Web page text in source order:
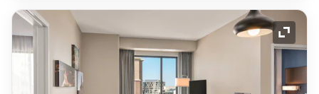
アイ